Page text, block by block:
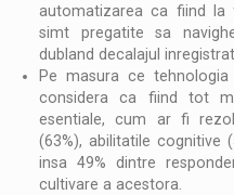
automatizarea ca fiind la
simt pregatite sa
dubland decalajul
Pe masura ce
considera ca fiind tot
esentiale, cum ar fi
(63%), abilitatile cognitive
insa 49% dintre
cultivare a acestora.